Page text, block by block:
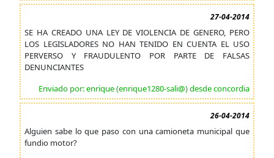
27-04-2014
SE HA CREADO UNA LEY DE VIOLENCIA DE GENERO, PERO
LOS LEGISLADORES NO HAN TENIDO EN CUENTA EL USO
PERVERSO Y FRAUDULENTO POR PARTE DE FALSAS
DENUNCIANTES
Enviado por: enrique (enrique1280-sali@) desde concordia
26-04-2014
Alguien sabe lo que paso con una camioneta municipal que
fundio motor?